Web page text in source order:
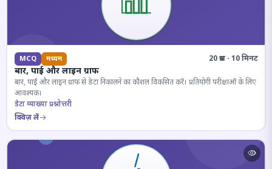
MCQ मध्यम 20 प्रश्न · 10 मिनट
बार, पाई और लाइन ग्राफ
बार, पाई और लाइन ग्राफ से डेटा निकालने का कौशल विकसित करें। प्रतियोगी परीक्षाओं के लिए
आवश्यक।
डेटा व्याख्या प्रश्नोत्तरी
क्विज़ लें